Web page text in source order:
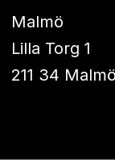
Malmö
Lilla Torg 1
211 34 Malmö